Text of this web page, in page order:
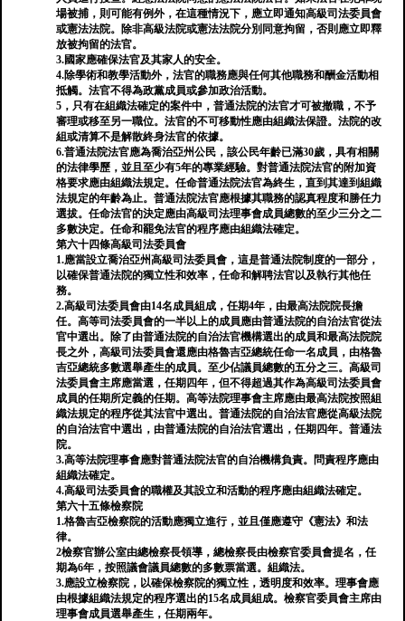
場被捕，則可能有例外，在這種情況下，應立即通知高級司法委員會
或憲法法院。除非高級法院或憲法法院分別同意拘留，否則應立即釋
放被拘留的法官。
3.國家應確保法官及其家人的安全。
4.除學術和教學活動外，法官的職務應與任何其他職務和酬金活動相
抵觸。法官不得為政黨成員或參加政治活動。
5，只有在組織法確定的案件中，普通法院的法官才可被撤職，不予
審理或移至另一職位。法官的不可移動性應由組織法保證。法院的改
組或清算不是解散終身法官的依據。
6.普通法院法官應為喬治亞州公民，該公民年齡已滿30歲，具有相關
的法律學歷，並且至少有5年的專業經驗。對普通法院法官的附加資
格要求應由組織法規定。任命普通法院法官為終生，直到其達到組織
法規定的年齡為止。普通法院法官應根據其職務的認真程度和勝任力
選拔。任命法官的決定應由高級司法理事會成員總數的至少三分之二
多數決定。任命和罷免法官的程序應由組織法確定。
第六十四條高級司法委員會
1.應當設立喬治亞州高級司法委員會，這是普通法院制度的一部分，
以確保普通法院的獨立性和效率，任命和解聘法官以及執行其他任
務。
2.高級司法委員會由14名成員組成，任期4年，由最高法院院長擔
任。高等司法委員會的一半以上的成員應由普通法院的自治法官從法
官中選出。除了由普通法院的自治法官機構選出的成員和最高法院院
長之外，高級司法委員會還應由格魯吉亞總統任命一名成員，由格魯
吉亞總統多數選舉產生的成員。至少佔議員總數的五分之三。高級司
法委員會主席應當選，任期四年，但不得超過其作為高級司法委員會
成員的任期所定義的任期。高等法院理事會主席應由最高法院按照組
織法規定的程序從其法官中選出。普通法院的自治法官應從高級法院
的自治法官中選出，由普通法院的自治法官選出，任期四年。普通法
院。
3.高等法院理事會應對普通法院法官的自治機構負責。問責程序應由
組織法確定。
4.高級司法委員會的職權及其設立和活動的程序應由組織法確定。
第六十五條檢察院
1.格魯吉亞檢察院的活動應獨立進行，並且僅應遵守《憲法》和法
律。
2檢察官辦公室由總檢察長領導，總檢察長由檢察官委員會提名，任
期為6年，按照議會議員總數的多數票當選。組織法。
3.應設立檢察院，以確保檢察院的獨立性，透明度和效率。理事會應
由根據組織法規定的程序選出的15名成員組成。檢察官委員會主席由
理事會成員選舉產生，任期兩年。